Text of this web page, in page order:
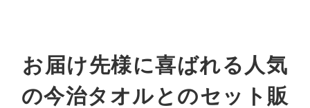
お届け先様に喜ばれる人気
の今治タオルとのセット販